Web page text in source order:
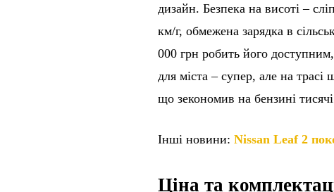
дизайн. Безпека на висоті –
км/г, обмежена зарядка в
000 грн робить його
для міста – супер, але на
що зекономив на бензині
Інші новини:Nissan Leaf 2
Ціна та